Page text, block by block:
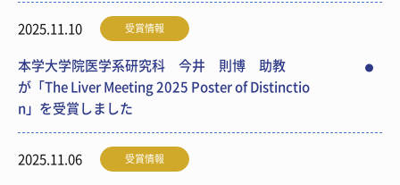
2025.11.10 受賞情報
本学大学院医学系研究科 今井 則博 助教
が「The Liver Meeting 2025 Poster of Distinctio
n」を受賞しました
2025.11.06 受賞情報